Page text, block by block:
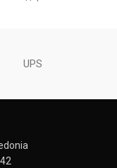
UPS